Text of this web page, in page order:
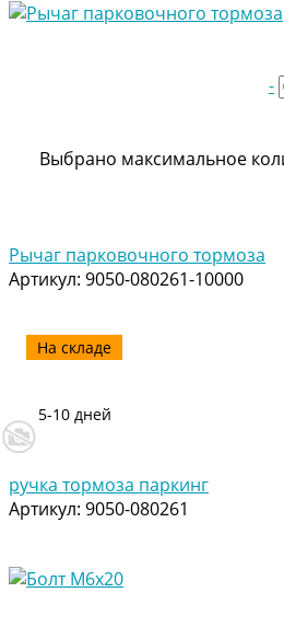
-
Выбрано максимальное
Рычаг парковочного тормоза
Артикул: 9050-080261-10000
На складе
5-10 дней
ручка тормоза паркинг
Артикул: 9050-080261